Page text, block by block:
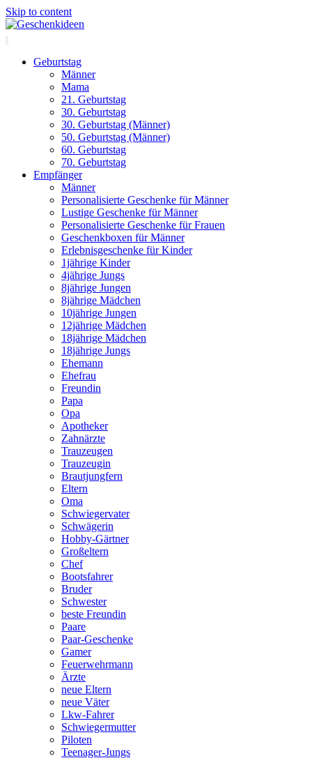
Skip to content
Geburtstag
Männer
Mama
21. Geburtstag
30. Geburtstag
30. Geburtstag (Männer)
50. Geburtstag (Männer)
60. Geburtstag
70. Geburtstag
Empfänger
Männer
Personalisierte Geschenke für Männer
Lustige Geschenke für Männer
Personalisierte Geschenke für Frauen
Geschenkboxen für Männer
Erlebnisgeschenke für Kinder
1jährige Kinder
4jährige Jungs
8jährige Jungen
8jährige Mädchen
10jährige Jungen
12jährige Mädchen
18jährige Mädchen
18jährige Jungs
Ehemann
Ehefrau
Freundin
Papa
Opa
Apotheker
Zahnärzte
Trauzeugen
Trauzeugin
Brautjungfern
Eltern
Oma
Schwiegervater
Schwägerin
Hobby-Gärtner
Großeltern
Chef
Bootsfahrer
Bruder
Schwester
beste Freundin
Paare
Paar-Geschenke
Gamer
Feuerwehrmann
Ärzte
neue Eltern
neue Väter
Lkw-Fahrer
Schwiegermutter
Piloten
Teenager-Jungs